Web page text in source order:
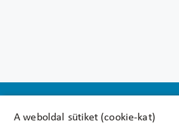
A weboldal sütiket (cookie-kat)